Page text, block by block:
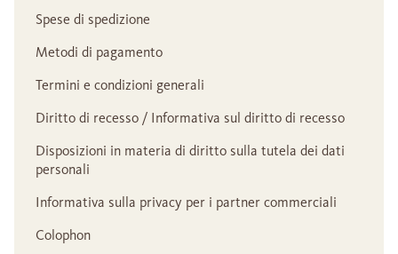
Spese di spedizione
Metodi di pagamento
Termini e condizioni generali
Diritto di recesso / Informativa sul diritto di recesso
Disposizioni in materia di diritto sulla tutela dei dati
personali
Informativa sulla privacy per i partner commerciali
Colophon